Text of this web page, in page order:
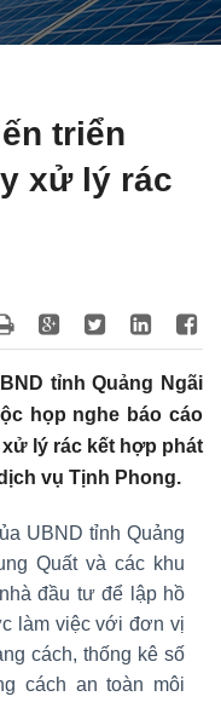
triển
xử lý rác
tỉnh Quảng Ngãi
họp nghe báo cáo
lý rác kết hợp phát
vụ Tịnh Phong.
UBND tỉnh Quảng
Quất và các khu
đầu tư để lập hồ
làm việc với đơn vị
cách, thống kê số
cách an toàn môi